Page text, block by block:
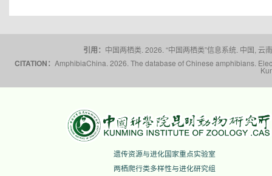
引用： 中国两栖类. 2026. “中国两栖类”信息系统. 中国,
CITATION： AmphibiaChina. 2026. The database of Chinese amphibians.
遗传资源与进化国家重点实验室
两栖爬行类多样性与进化研究组